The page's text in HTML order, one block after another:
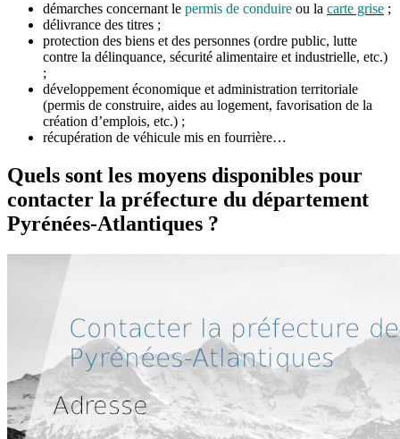
démarches concernant le permis de conduire ou la carte grise ;
délivrance des titres ;
protection des biens et des personnes (ordre public, lutte
contre la délinquance, sécurité alimentaire et industrielle, etc.)
;
développement économique et administration territoriale
(permis de construire, aides au logement, favorisation de la
création d’emplois, etc.) ;
récupération de véhicule mis en fourrière…
Quels sont les moyens disponibles pour
contacter la préfecture du département
Pyrénées-Atlantiques ?